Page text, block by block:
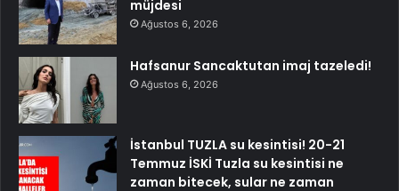
müjdesi
Ağustos 6, 2026
Hafsanur Sancaktutan imaj tazeledi!
Ağustos 6, 2026
İstanbul TUZLA su kesintisi! 20-21
Temmuz İSKİ Tuzla su kesintisi ne
zaman bitecek, sular ne zaman